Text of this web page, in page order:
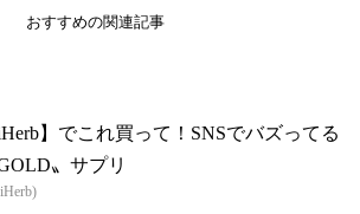
おすすめの関連記事
iHerb】でこれ買って！SNSでバズってる
GOLD〟サプリ